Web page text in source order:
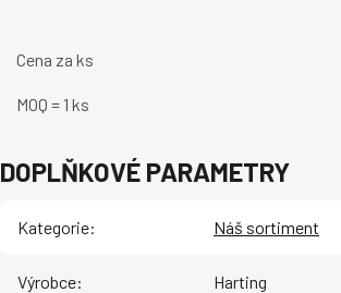
Cena za ks
MOQ = 1 ks
DOPLŇKOVÉ PARAMETRY
Kategorie: Náš sortiment
Výrobce: Harting